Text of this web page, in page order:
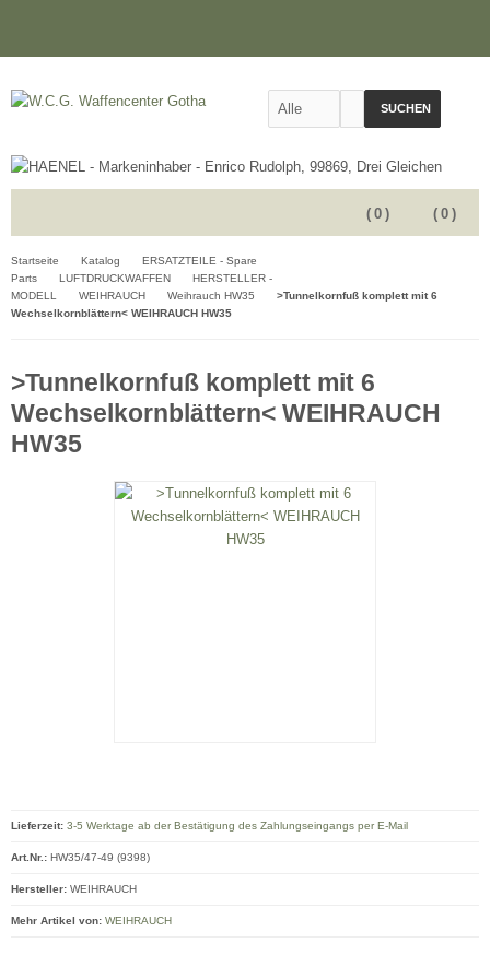
SUCHEN
( 0 )
( 0 )
Startseite Katalog
ERSATZTEILE - Spare
Parts
LUFTDRUCKWAFFEN
HERSTELLER -
MODELL
WEIHRAUCH Weihrauch HW35
>Tunnelkornfuß komplett mit 6
Wechselkornblättern< WEIHRAUCH HW35
>Tunnelkornfuß komplett mit 6
Wechselkornblättern< WEIHRAUCH
HW35
Lieferzeit: 3-5 Werktage ab der Bestätigung des Zahlungseingangs per E-Mail
Art.Nr.: HW35/47-49 (9398)
Hersteller: WEIHRAUCH
Mehr Artikel von: WEIHRAUCH